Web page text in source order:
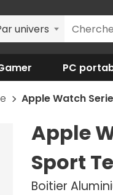
univers
PC
Apple Watch
Apple
Sport
Boitier